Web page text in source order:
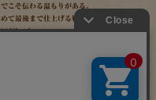
こそ伝わる温もりがある。
て最後まで仕上げる鞄作り。
ピリット。